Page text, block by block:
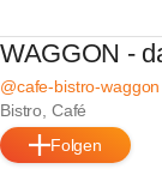
WAGGON -
@cafe-bistro-waggon
Bistro, Café
Folgen